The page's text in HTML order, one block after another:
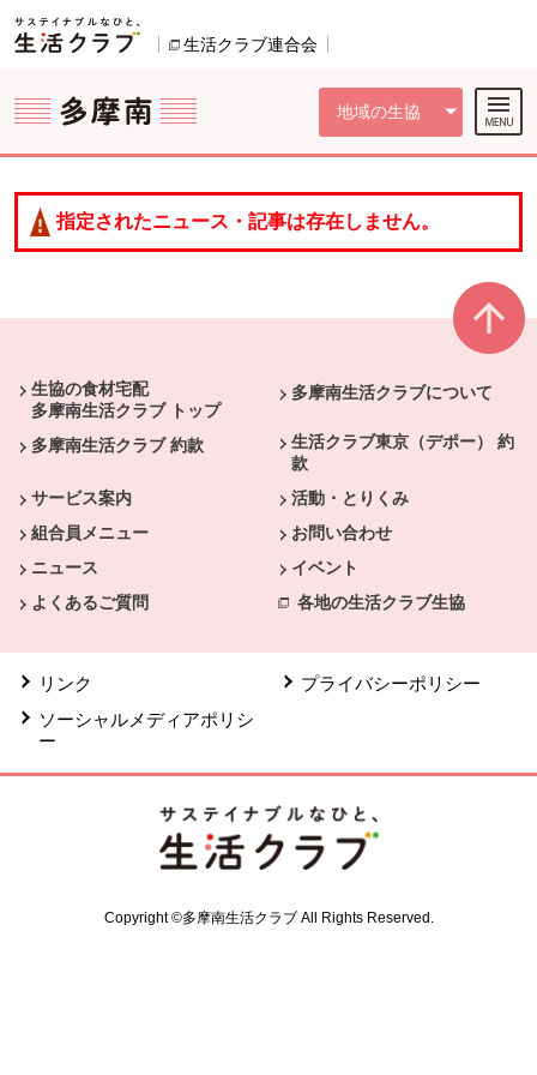
ページの先頭です。
生活クラブ連合会
地域の生協
ここからサイト内共通メニューです。
サイト内共通メニューをスキップする
サイト内共通メニューここまで。
指定されたニュース・記事は存在しません。
生協の食材宅配
多摩南生活クラブ トップ
多摩南生活クラブについて
多摩南生活クラブ 約款
生活クラブ東京（デポー） 約
款
サービス案内
活動・とりくみ
組合員メニュー
お問い合わせ
ニュース
イベント
よくあるご質問
各地の生活クラブ生協
リンク
プライバシーポリシー
ソーシャルメディアポリシ
ー
Copyright ©多摩南生活クラブ All Rights Reserved.